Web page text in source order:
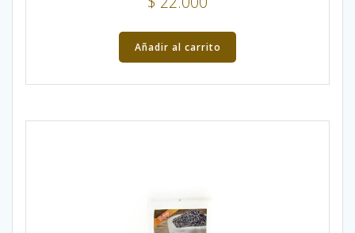
Añadir al carrito